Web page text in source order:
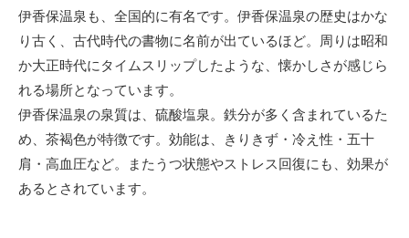
伊香保温泉も、全国的に有名です。伊香保温泉の歴史はかな
り古く、古代時代の書物に名前が出ているほど。周りは昭和
か大正時代にタイムスリップしたような、懐かしさが感じら
れる場所となっています。
伊香保温泉の泉質は、硫酸塩泉。鉄分が多く含まれているた
め、茶褐色が特徴です。効能は、きりきず・冷え性・五十
肩・高血圧など。またうつ状態やストレス回復にも、効果が
あるとされています。